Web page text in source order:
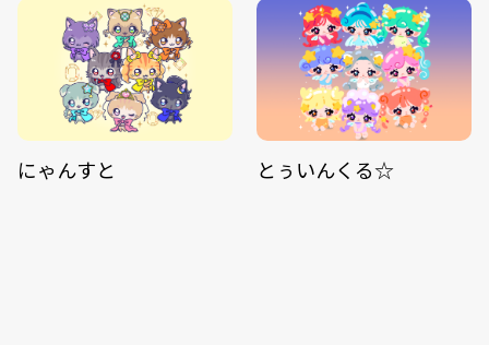
にゃんすと とぅいんくる☆